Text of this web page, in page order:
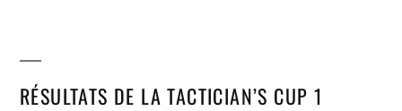
RÉSULTATS DE LA TACTICIAN’S CUP 1